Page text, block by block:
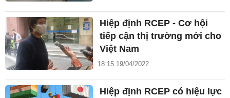
Hiệp định RCEP - Cơ hội
tiếp cận thị trường mới cho
Việt Nam
18:15 19/04/2022
Hiệp định RCEP có hiệu lực